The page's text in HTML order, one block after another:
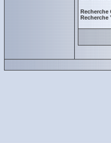
Recherche
Recherche